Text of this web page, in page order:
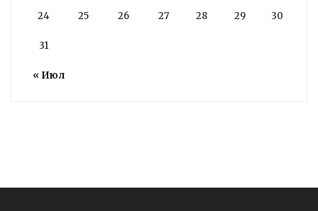
« Июл
24 25 26 27 28 29 30
31